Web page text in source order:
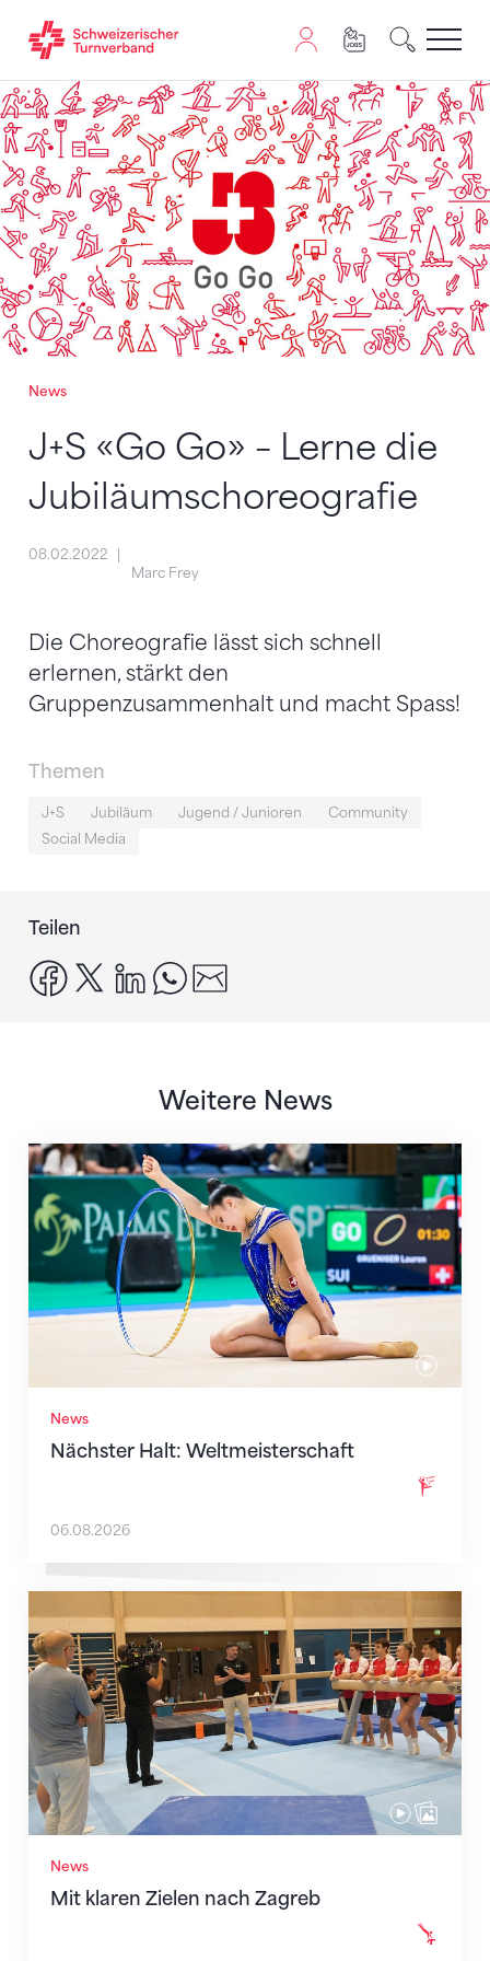
Zum Inhalt springen
Zur Sitemap navigieren
Zum Navigieren dieser Seite wird JavaScript benötigt.
News
J+S «Go Go» – Lerne die
Jubiläumschoreografie
08.02.2022
Marc Frey
Die Choreografie lässt sich schnell
erlernen, stärkt den
Gruppenzusammenhalt und macht Spass!
Themen
J+S Jubiläum Jugend / Junioren
Community
Social Media
Teilen
facebook
x linkedinwhatsapp
Weitere News
News
Nächster Halt: Weltmeisterschaft
Nächster Halt: Weltmeisterschaft
06.08.2026
News
Mit klaren Zielen nach Zagreb
Mit klaren Zielen nach Zagreb